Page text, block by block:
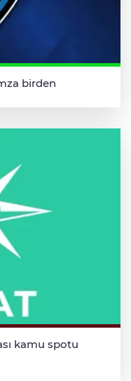
birden
kamu spotu